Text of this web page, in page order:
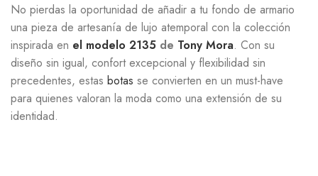
No pierdas la oportunidad de añadir a tu fondo de armario
una pieza de artesanía de lujo atemporal con la colección
inspirada en el modelo 2135 de Tony Mora. Con su
diseño sin igual, confort excepcional y flexibilidad sin
precedentes, estas botas se convierten en un must-have
para quienes valoran la moda como una extensión de su
identidad.